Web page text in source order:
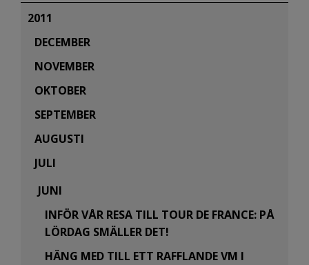
2011
DECEMBER
NOVEMBER
OKTOBER
SEPTEMBER
AUGUSTI
JULI
JUNI
INFÖR VÅR RESA TILL TOUR DE FRANCE: PÅ
LÖRDAG SMÄLLER DET!
HÄNG MED TILL ETT RAFFLANDE VM I